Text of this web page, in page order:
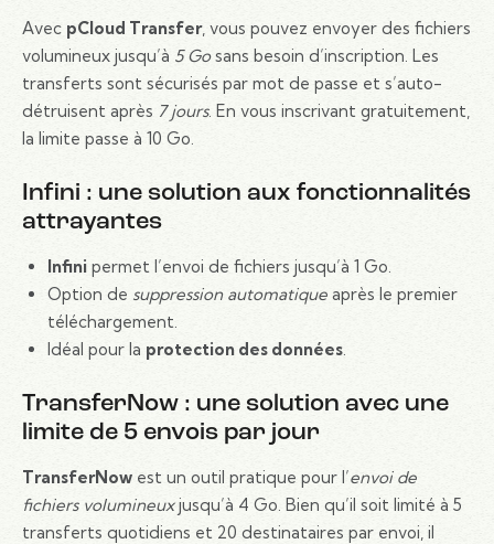
Avec pCloud Transfer, vous pouvez envoyer des fichiers
volumineux jusqu’à 5 Gosans besoin d’inscription. Les
transferts sont sécurisés par mot de passe et s’auto-
détruisent après 7 jours. En vous inscrivant gratuitement,
la limite passe à 10 Go.
Infini : une solution aux fonctionnalités
attrayantes
Infinipermet l’envoi de fichiers jusqu’à 1 Go.
Option de suppression automatiqueaprès le premier
téléchargement.
Idéal pour la protection des données.
TransferNow : une solution avec une
limite de 5 envois par jour
TransferNow est un outil pratique pour l’envoi de
fichiers volumineuxjusqu’à 4 Go. Bien qu’il soit limité à 5
transferts quotidiens et 20 destinataires par envoi, il